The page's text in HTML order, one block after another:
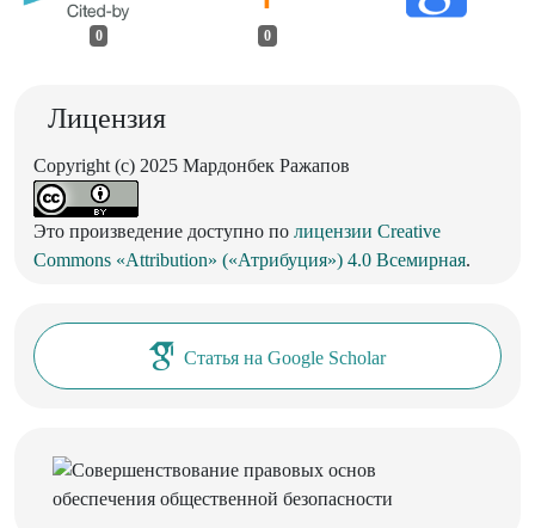
0 0
Лицензия
Copyright (c) 2025 Мардонбек Ражапов
Это произведение доступно по лицензии Creative
Commons «Attribution» («Атрибуция») 4.0 Всемирная.
Статья на Google Scholar